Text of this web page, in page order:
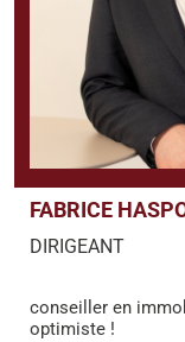
FABRICE
DIRIGEANT
conseiller en
optimiste !